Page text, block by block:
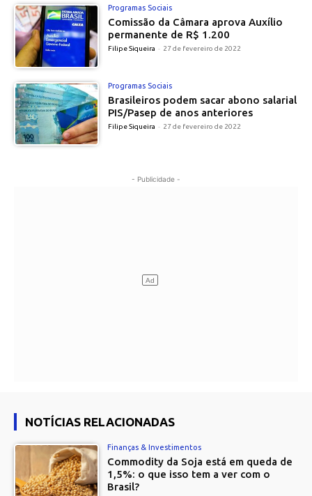
Programas Sociais
Comissão da Câmara aprova Auxílio
permanente de R$ 1.200
Filipe Siqueira - 27 de fevereiro de 2022
Programas Sociais
Brasileiros podem sacar abono salarial
PIS/Pasep de anos anteriores
Filipe Siqueira - 27 de fevereiro de 2022
- Publicidade -
NOTÍCIAS RELACIONADAS
Finanças & Investimentos
Commodity da Soja está em queda de
1,5%: o que isso tem a ver com o
Brasil?